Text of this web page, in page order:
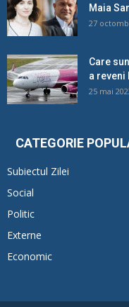
Maia
27
Care
a reveni
25 mai
CATEGORIE
Subiectul Zilei
Social
Politic
Externe
Economic